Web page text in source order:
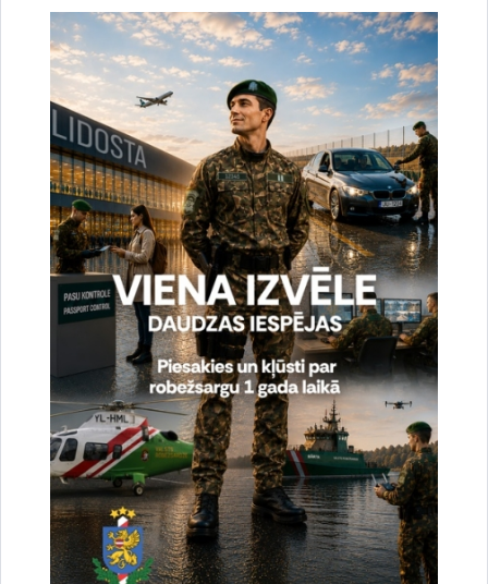
Vai šī informācija bija noderīga?
Sniegt atsauksmi
Esi pirmais, kas uzzina!